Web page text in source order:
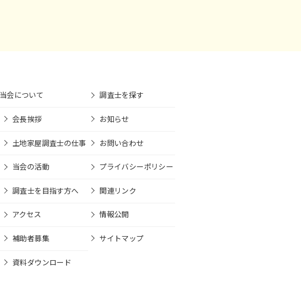
当会について
会長挨拶
土地家屋調査士の仕事
当会の活動
調査士を目指す方へ
アクセス
補助者募集
資料ダウンロード
調査士を探す
お知らせ
お問い合わせ
プライバシーポリシー
関連リンク
情報公開
サイトマップ